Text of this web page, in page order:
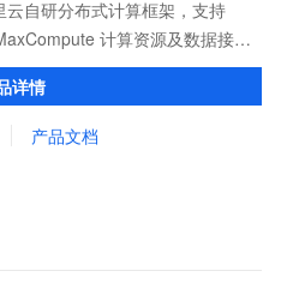
自研分布式计算框架，支持
计算资源及数据接
镜像管理等功能共同构成
态。
详情
产品文档